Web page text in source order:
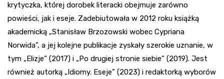
krytyczka, której dorobek literacki obejmuje zarówno
powieści, jak i eseje. Zadebiutowała w 2012 roku książką
akademicką „Stanisław Brzozowski wobec Cypriana
Norwida”, a jej kolejne publikacje zyskały szerokie uznanie, w
tym „Elizje” (2017) i „Po drugiej stronie siebie” (2019). Jest
również autorką „Idiomy. Eseje” (2023) i redaktorką wyborów